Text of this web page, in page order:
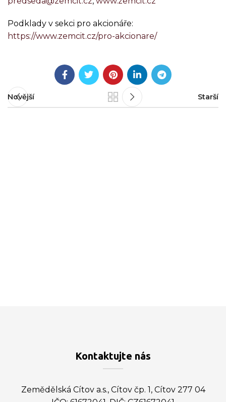
Podklady v sekci pro akcionáře:
https://www.zemcit.cz/pro-akcionare/
Novější Starší
Kontaktujte nás
Zemědělská Cítov a.s., Cítov čp. 1, Cítov 277 04